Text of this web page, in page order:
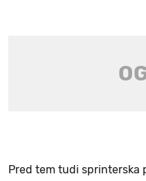
Pred tem tudi sprinterska